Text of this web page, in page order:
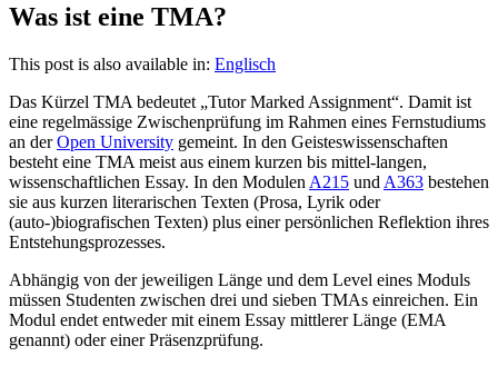
Was ist eine TMA?
This post is also available in: Englisch
Das Kürzel TMA bedeutet „Tutor Marked Assignment“. Damit ist
eine regelmässige Zwischenprüfung im Rahmen eines Fernstudiums
an derOpen University gemeint. In den Geisteswissenschaften
besteht eine TMA meist aus einem kurzen bis mittel-langen,
wissenschaftlichen Essay. In den Modulen A215 und A363 bestehen
sie aus kurzen literarischen Texten (Prosa, Lyrik oder
(auto-)biografischen Texten) plus einer persönlichen Reflektion ihres
Entstehungsprozesses.
Abhängig von der jeweiligen Länge und dem Level eines Moduls
müssen Studenten zwischen drei und sieben TMAs einreichen. Ein
Modul endet entweder mit einem Essay mittlerer Länge (EMA
genannt) oder einer Präsenzprüfung.